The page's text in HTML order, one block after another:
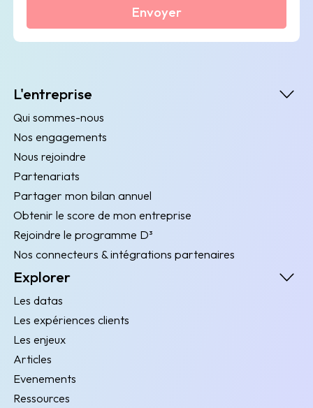
Envoyer
L'entreprise
Qui sommes-nous
Nos engagements
Nous rejoindre
Partenariats
Partager mon bilan annuel
Obtenir le score de mon entreprise
Rejoindre le programme D³
Nos connecteurs & intégrations partenaires
Explorer
Les datas
Les expériences clients
Les enjeux
Articles
Evenements
Ressources